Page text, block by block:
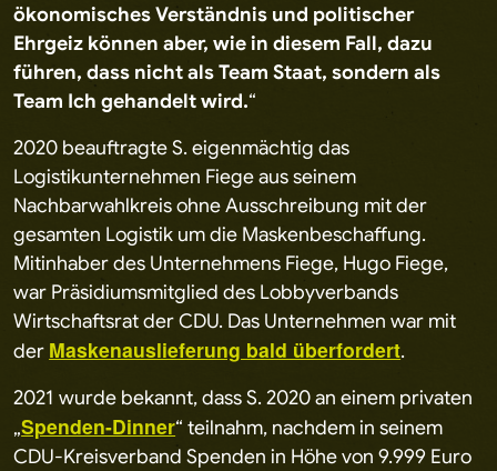
ökonomisches Verständnis und politischer
Ehrgeiz können aber, wie in diesem Fall, dazu
führen, dass nicht als Team Staat, sondern als
Team Ich gehandelt wird.“
2020 beauftragte S. eigenmächtig das
Logistikunternehmen Fiege aus seinem
Nachbarwahlkreis ohne Ausschreibung mit der
gesamten Logistik um die Maskenbeschaffung.
Mitinhaber des Unternehmens Fiege, Hugo Fiege,
war Präsidiumsmitglied des Lobbyverbands
Wirtschaftsrat der CDU. Das Unternehmen war mit
der Maskenauslieferung bald überfordert.
2021 wurde bekannt, dass S. 2020 an einem privaten
„Spenden-Dinner“ teilnahm, nachdem in seinem
CDU-Kreisverband Spenden in Höhe von 9.999 Euro